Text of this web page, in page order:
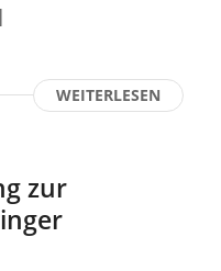
WEITERLESEN
zur